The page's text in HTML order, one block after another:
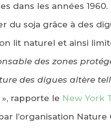
dans les années
du soja grâce à des
lit naturel et ainsi
des zones
des digues altère
», rapporte le New York
l’organisation Nature